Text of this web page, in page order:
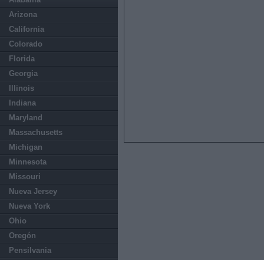
Arizona
California
Colorado
Florida
Georgia
Illinois
Indiana
Maryland
Massachusetts
Michigan
Minnesota
Missouri
Nueva Jersey
Nueva York
Ohio
Oregón
Pensilvania